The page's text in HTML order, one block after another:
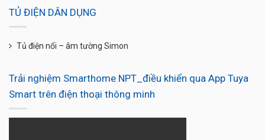
TỦ ĐIỆN DÂN DỤNG
Tủ điện nổi – âm tường Simon
Trải nghiệm Smarthome NPT_điều khiển qua App Tuya
Smart trên điện thoại thông minh